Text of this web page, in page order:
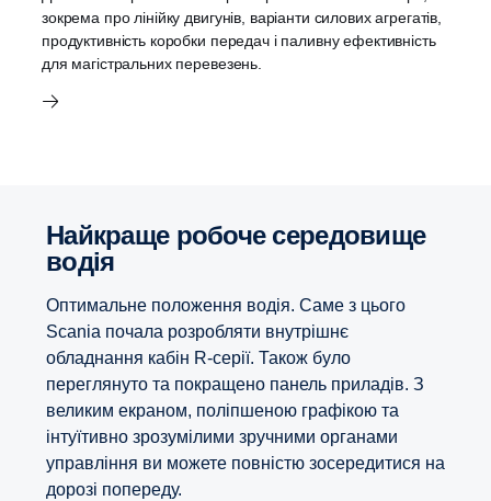
зокрема про лінійку двигунів, варіанти силових агрегатів,
продуктивність коробки передач і паливну ефективність
для магістральних перевезень.
Найкраще робоче середовище
водія
Оптимальне положення водія. Саме з цього
Scania почала розробляти внутрішнє
обладнання кабін R-серії. Також було
переглянуто та покращено панель приладів. З
великим екраном, поліпшеною графікою та
інтуїтивно зрозумілими зручними органами
управління ви можете повністю зосередитися на
дорозі попереду.